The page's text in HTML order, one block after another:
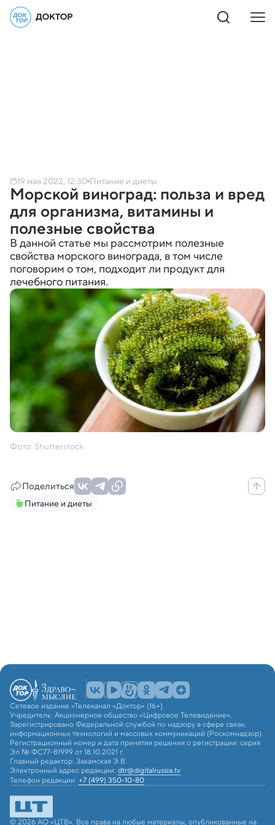
19 мая 2022, 12:30 Питание и диеты
Морской виноград: польза и вред
для организма, витамины и
полезные свойства
В данной статье мы рассмотрим полезные
свойства морского винограда, в том числе
поговорим о том, подходит ли продукт для
лечебного питания.
Фото: Shutterstock
Поделиться
Питание и диеты
Сетевое издание «Телеканал «Доктор» (16+)
Учредитель: Акционерное общество «Цифровое Телевидение».
Зарегистрировано Федеральной службой по надзору в сфере связи,
информационных технологий и массовых коммуникаций (Роскомнадзор).
Регистрационный номер и дата принятия решения о регистрации: серия
Эл № ФС77-81999 от 18.10.2021 г.
Главный редактор: Закамская Э.В.
Электронный адрес редакции: dtr@digitalrussia.tv
Телефон редакции: +7 (499) 350-10-80
© 2026 АО «ЦТВ». Все права на любые материалы, опубликованные на